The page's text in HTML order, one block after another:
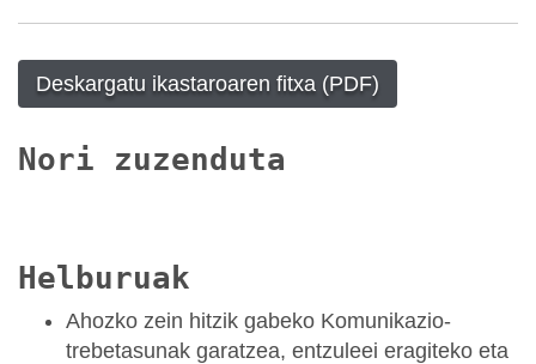
Deskargatu ikastaroaren fitxa (PDF)
Nori zuzenduta
Helburuak
Ahozko zein hitzik gabeko Komunikazio-
trebetasunak garatzea, entzuleei eragiteko eta